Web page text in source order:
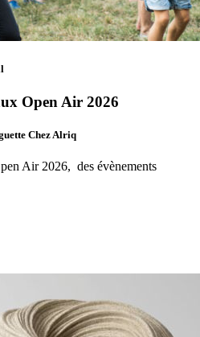
Open Air 2026
Chez Alriq
Air 2026, des évènements